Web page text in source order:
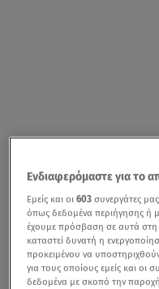
Ενδιαφερόμαστε για το
Εμείς και οι603 συνεργάτες
όπως δεδομένα περιήγησης ή
έχουμε πρόσβαση σε αυτά στη
καταστεί δυνατή η
προκειμένου να
για τους οποίους εμείς και οι
δεδομένα με σκοπό την